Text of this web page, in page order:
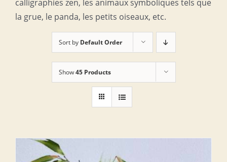
calligraphies zen, les animaux symboliques tels que
la grue, le panda, les petits oiseaux, etc.
Sort by Default Order
Show45 Products